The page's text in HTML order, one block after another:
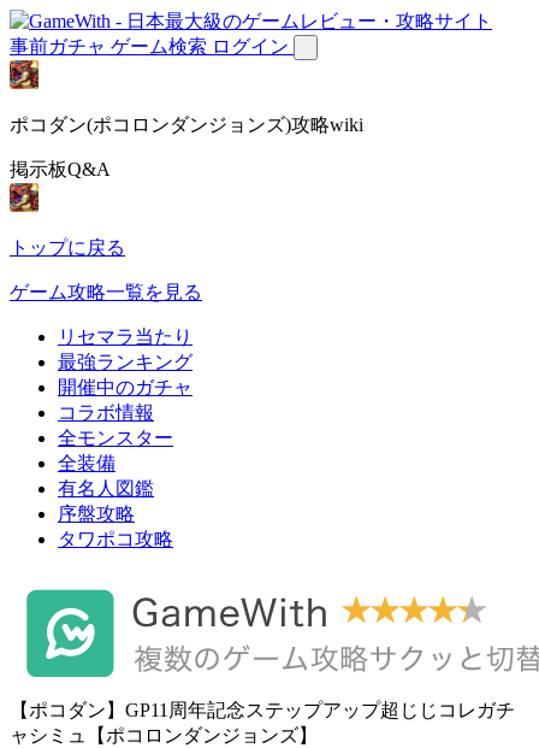
事前ガチャ ゲーム検索 ログイン
ポコダン(ポコロンダンジョンズ)攻略wiki
掲示板Q&A
トップに戻る
ゲーム攻略一覧を見る
リセマラ当たり
最強ランキング
開催中のガチャ
コラボ情報
全モンスター
全装備
有名人図鑑
序盤攻略
タワポコ攻略
【ポコダン】GP11周年記念ステップアップ超じじコレガチ
ャシミュ【ポコロンダンジョンズ】